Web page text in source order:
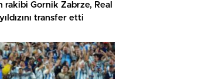
rakibi Gornik Zabrze, Real
transfer etti